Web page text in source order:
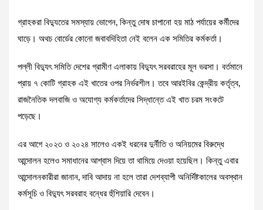
গ্রাহকরা বিদ্যুতের সমস্যায় ভোগেন, কিন্তু দোষ চাপানো হয় মাঠ পর্যায়ের কর্মীদের
ঘাড়ে। অথচ বোর্ডের কোনো জবাবদিহিতা নেই বলেন এক সমিতির কর্মকর্তা।
পল্লী বিদ্যুৎ সমিতি দেশের গ্রামীণ এলাকায় বিদ্যুৎ সরবরাহের মূল ভরসা। বর্তমানে
প্রায় ৭ কোটি গ্রাহক এই খাতের ওপর নির্ভরশীল। তবে আরইবির কেন্দ্রীয় কর্তৃত্ব,
রাজনৈতিক দলবাজি ও অযোগ্য কর্মকর্তাদের সিদ্ধান্তে এই খাত চরম সংকটে
পড়েছে।
এর আগে ২০২৩ ও ২০২৪ সালেও একই ধরনের দুর্নীতি ও অনিয়মের বিরুদ্ধে
আন্দোলন হলেও সমাধানের আশ্বাস দিয়ে তা থামিয়ে দেওয়া হয়েছিল। কিন্তু এবার
আন্দোলনকারীরা জানান, দাবি আদায় না হলে তারা দেশব্যাপী অনির্দিষ্টকালের অবস্থান
কর্মসূচি ও বিদ্যুৎ সরবরাহ বন্ধের হুঁশিয়ারি দেবেন।